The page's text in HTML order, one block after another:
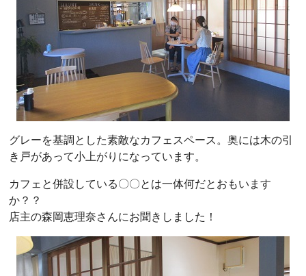
グレーを基調とした素敵なカフェスペース。奥には木の引
き戸があって小上がりになっています。
カフェと併設している〇〇とは一体何だとおもいます
か？？
店主の森岡恵理奈さんにお聞きしました！